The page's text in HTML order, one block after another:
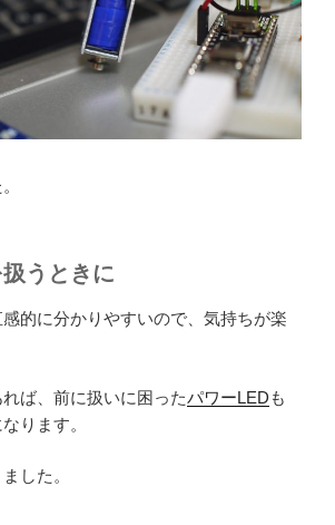
うときに
的に分かりやすいので、気持ちが楽
ば、前に扱いに困ったパワーLED も
ります。
した。